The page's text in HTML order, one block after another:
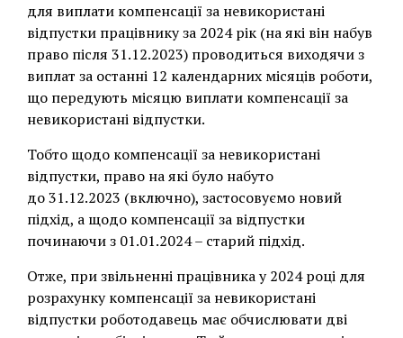
для виплати компенсації за невикористані
відпустки працівнику за 2024 рік (на які він набув
право після 31.12.2023) проводиться виходячи з
виплат за останні 12 календарних місяців роботи,
що передують місяцю виплати компенсації за
невикористані відпустки.
Тобто щодо компенсації за невикористані
відпустки, право на які було набуто
до 31.12.2023 (включно), застосовуємо новий
підхід, а щодо компенсації за відпустки
починаючи з 01.01.2024 – старий підхід.
Отже, при звільненні працівника у 2024 році для
розрахунку компенсації за невикористані
відпустки роботодавець має обчислювати дві